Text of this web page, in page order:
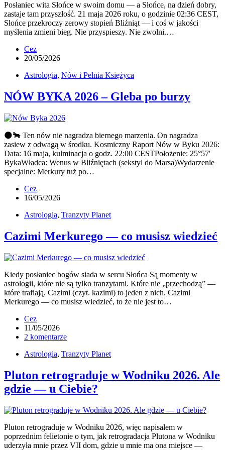
Posłaniec wita Słońce w swoim domu — a Słońce, na dzień dobry,
zastaje tam przyszłość. 21 maja 2026 roku, o godzinie 02:36 CEST,
Słońce przekroczy zerowy stopień Bliźniąt — i coś w jakości
myślenia zmieni bieg. Nie przyspieszy. Nie zwolni.…
Cez
20/05/2026
Astrologia, Nów i Pełnia Księżyca
NÓW BYKA 2026 – Gleba po burzy
🌑🐂 Ten nów nie nagradza biernego marzenia. On nagradza
zasiew z odwagą w środku. Kosmiczny Raport Nów w Byku 2026:
Data: 16 maja, kulminacja o godz. 22:00 CESTPołożenie: 25°57′
BykaWładca: Wenus w Bliźniętach (sekstyl do Marsa)Wydarzenie
specjalne: Merkury tuż po…
Cez
16/05/2026
Astrologia, Tranzyty Planet
Cazimi Merkurego — co musisz wiedzieć
Kiedy posłaniec bogów siada w sercu Słońca Są momenty w
astrologii, które nie są tylko tranzytami. Które nie „przechodzą” —
które trafiają. Cazimi (czyt. kazimi) to jeden z nich. Cazimi
Merkurego — co musisz wiedzieć, to że nie jest to…
Cez
11/05/2026
2 komentarze
Astrologia, Tranzyty Planet
Pluton retrograduje w Wodniku 2026. Ale
gdzie — u Ciebie?
Pluton retrograduje w Wodniku 2026, więc napisałem w
poprzednim felietonie o tym, jak retrogradacja Plutona w Wodniku
uderzyła mnie przez VII dom, gdzie u mnie ma ona miejsce —